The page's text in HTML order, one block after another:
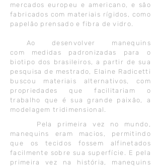
mercados europeu e americano, e são
fabricados com materiais rígidos, como
papelão prensado e fibra de vidro.
Ao desenvolver manequins
com medidas padronizadas para o
biotipo dos brasileiros, a partir de sua
pesquisa de mestrado, Elaine Radicetti
buscou materiais alternativos, com
propriedades que facilitariam o
trabalho que é sua grande paixão, a
modelagem tridimensional.
Pela primeira vez no mundo,
manequins eram macios, permitindo
que os tecidos fossem alfinetados
facilmente sobre sua superfície. E pela
primeira vez na história, manequins